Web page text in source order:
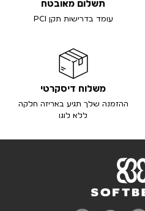
תשלום מאובטח
עומד בדרישות תקן PCI
משלוח דיסקרטי
ההזמנה שלך תגיע באריזה חלקה
ללא לוגו